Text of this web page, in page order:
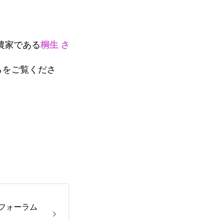
家である桐生 さ
ご覧くださ
ォーラム